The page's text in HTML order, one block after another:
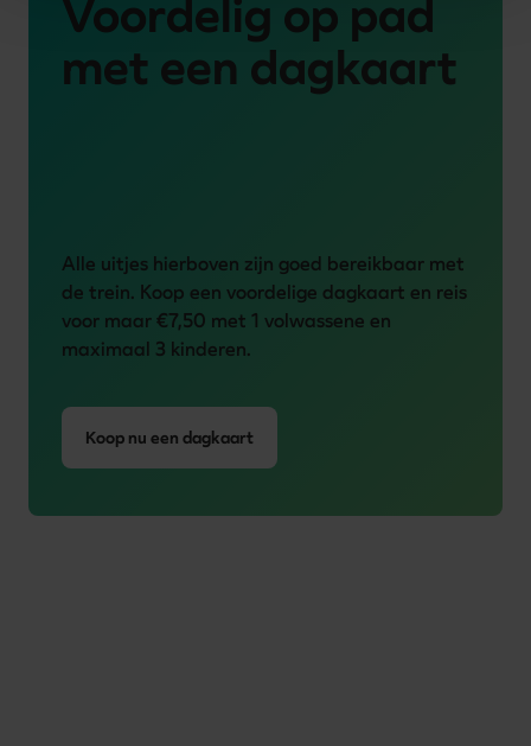
Voordelig op pad
met een dagkaart
Alle uitjes hierboven zijn goed bereikbaar met
de trein. Koop een voordelige dagkaart en reis
voor maar €7,50 met 1 volwassene en
maximaal 3 kinderen.
Koop nu een dagkaart